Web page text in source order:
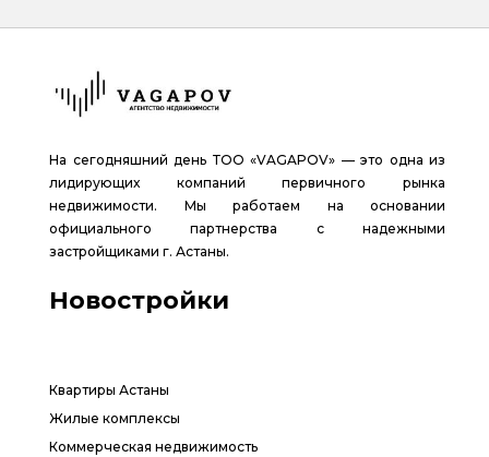
На сегодняшний день ТОО «VAGAPOV» — это одна из
лидирующих компаний первичного рынка
недвижимости. Мы работаем на основании
официального партнерства с надежными
застройщиками г. Астаны.
Новостройки
Квартиры Астаны
Жилые комплексы
Коммерческая недвижимость